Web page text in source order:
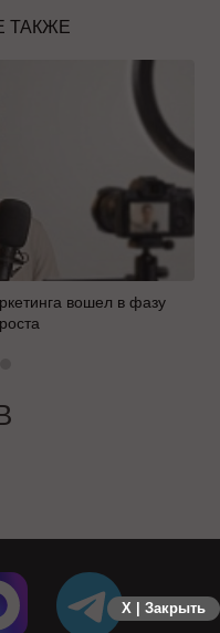
ТАКЖЕ
вошел в фазу
X | Закрыть